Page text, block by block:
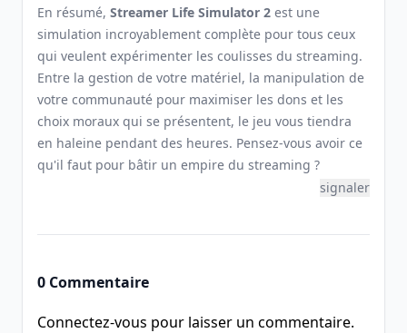
En résumé, Streamer Life Simulator 2 est une
simulation incroyablement complète pour tous ceux
qui veulent expérimenter les coulisses du streaming.
Entre la gestion de votre matériel, la manipulation de
votre communauté pour maximiser les dons et les
choix moraux qui se présentent, le jeu vous tiendra
en haleine pendant des heures. Pensez-vous avoir ce
qu'il faut pour bâtir un empire du streaming ?
signaler
0 Commentaire
Connectez-vous pour laisser un commentaire.